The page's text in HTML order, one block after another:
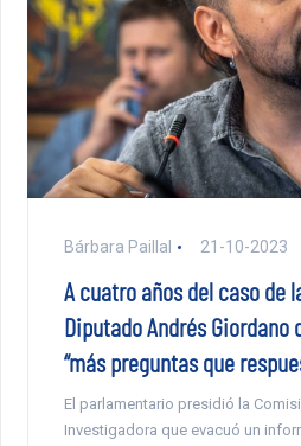
Bárbara Paillal 21-10-2023
A cuatro años del caso de
Diputado Andrés
“más preguntas que
El parlamentario presidió la
Investigadora que evacuó un